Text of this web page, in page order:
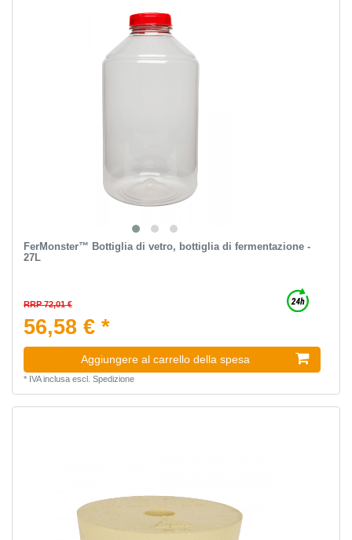
FerMonster™ Bottiglia di vetro, bottiglia di fermentazione -
27L
RRP 72,01 €
56,58 € *
Aggiungere al carrello della spesa
* IVA inclusaescl. Spedizione